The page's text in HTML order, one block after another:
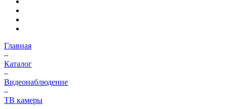
Главная
–
Каталог
–
Видеонаблюдение
–
ТВ камеры